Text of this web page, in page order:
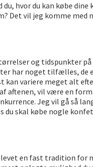
du, hvor du kan købe
Det vil jeg komme med
og tidspunkter
har noget tilfælles,
kan variere meget alt
aftenen, vil være en
Jeg vil gå så
du skal købe nogle
en fast tradition for